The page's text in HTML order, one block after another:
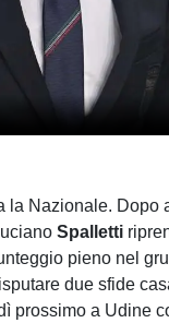
la Nazionale. Dopo
Spalletti
pieno nel
due sfide
prossimo a Udine